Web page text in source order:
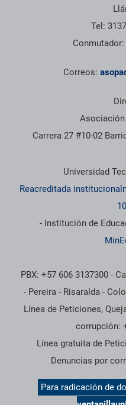
Tel:
Correos:
Asociación
Carrera 27 #10-02
Información
Universidad
Reacreditada
- Institución de
PBX: +57 606 3137300 -
- Pereira - Risaralda -
Línea de Peticiones,
corrupción:
Línea gratuita de
Denuncias por
Para radicación de